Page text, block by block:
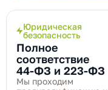
Юридическая
безопасность
Полное
соответствие
44‑ФЗ и 223‑ФЗ
Мы проходим